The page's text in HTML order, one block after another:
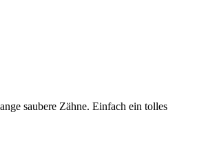
saubere Zähne. Einfach ein tolles